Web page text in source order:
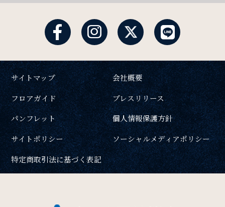
サイトマップ
会社概要
フロアガイド
プレスリリース
パンフレット
個人情報保護方針
サイトポリシー
ソーシャルメディアポリシー
特定商取引法に基づく表記